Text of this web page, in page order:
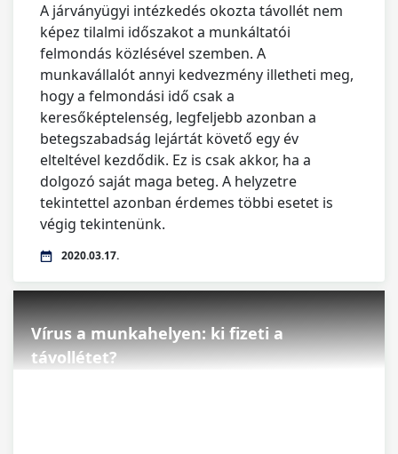
A járványügyi intézkedés okozta távollét nem
képez tilalmi időszakot a munkáltatói
felmondás közlésével szemben. A
munkavállalót annyi kedvezmény illetheti meg,
hogy a felmondási idő csak a
keresőképtelenség, legfeljebb azonban a
betegszabadság lejártát követő egy év
elteltével kezdődik. Ez is csak akkor, ha a
dolgozó saját maga beteg. A helyzetre
tekintettel azonban érdemes többi esetet is
végig tekintenünk.
2020.03.17.
Vírus a munkahelyen: ki fizeti a
távollétet?